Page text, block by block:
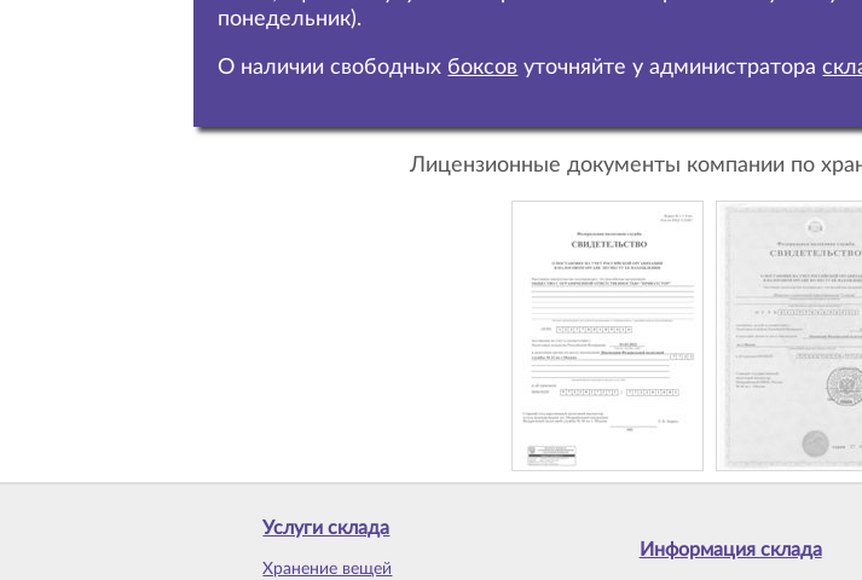
понедельник).
О наличии свободных боксов уточняйте у администратора
Лицензионные документы компании по
Услуги склада
Хранение вещей
Информация склада